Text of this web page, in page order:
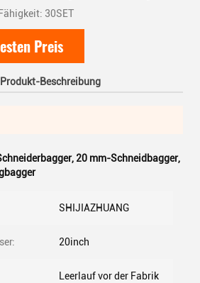
30SET
Preis
Produkt-Beschreibung
, 20 mm-Schneidbagger,
SHIJIAZHUANG
20inch
Leerlauf vor der Fabrik